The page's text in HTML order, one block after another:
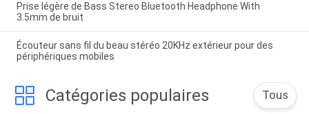
Prise légère de Bass Stereo Bluetooth Headphone With
3.5mm de bruit
Écouteur sans fil du beau stéréo 20KHz extérieur pour des
périphériques mobiles
Catégories populaires Tous